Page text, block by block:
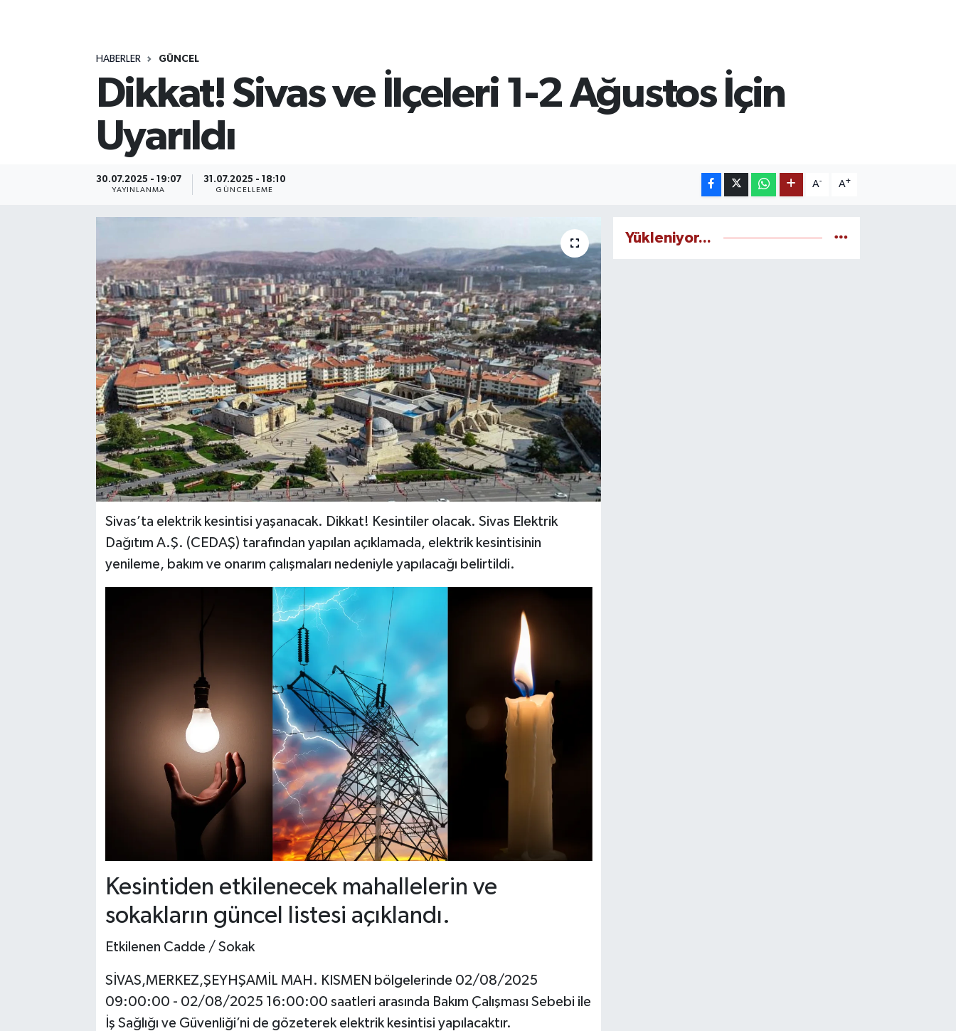
HABERLER GÜNCEL
Dikkat! Sivas ve İlçeleri 1-2 Ağustos İçin
Uyarıldı
30.07.2025 - 19:07
YAYINLANMA
31.07.2025 - 18:10
GÜNCELLEME
A- A+
Sivas’ta elektrik kesintisi yaşanacak. Dikkat! Kesintiler olacak. Sivas Elektrik
Dağıtım A.Ş. (CEDAŞ) tarafından yapılan açıklamada, elektrik kesintisinin
yenileme, bakım ve onarım çalışmaları nedeniyle yapılacağı belirtildi.
Kesintiden etkilenecek mahallelerin ve
sokakların güncel listesi açıklandı.
Etkilenen Cadde / Sokak
SİVAS,MERKEZ,ŞEYHŞAMİL MAH. KISMEN bölgelerinde 02/08/2025
09:00:00 - 02/08/2025 16:00:00 saatleri arasında Bakım Çalışması Sebebi ile
İş Sağlığı ve Güvenliği’ni de gözeterek elektrik kesintisi yapılacaktır.
Yükleniyor...
ÖZEL HABER
RESMİ İLANLAR
TEKNOLOJİ